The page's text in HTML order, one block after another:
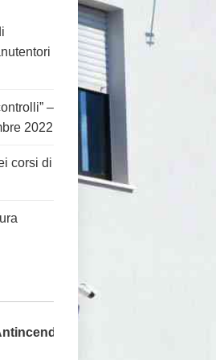
–
2022
corsi di
la sicurezza non ha